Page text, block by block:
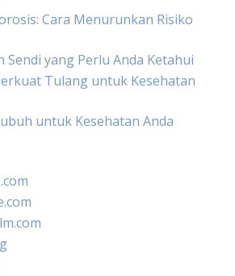
Cara Menurunkan Risiko
Sendi yang Perlu Anda Ketahui
Tulang untuk Kesehatan
untuk Kesehatan Anda